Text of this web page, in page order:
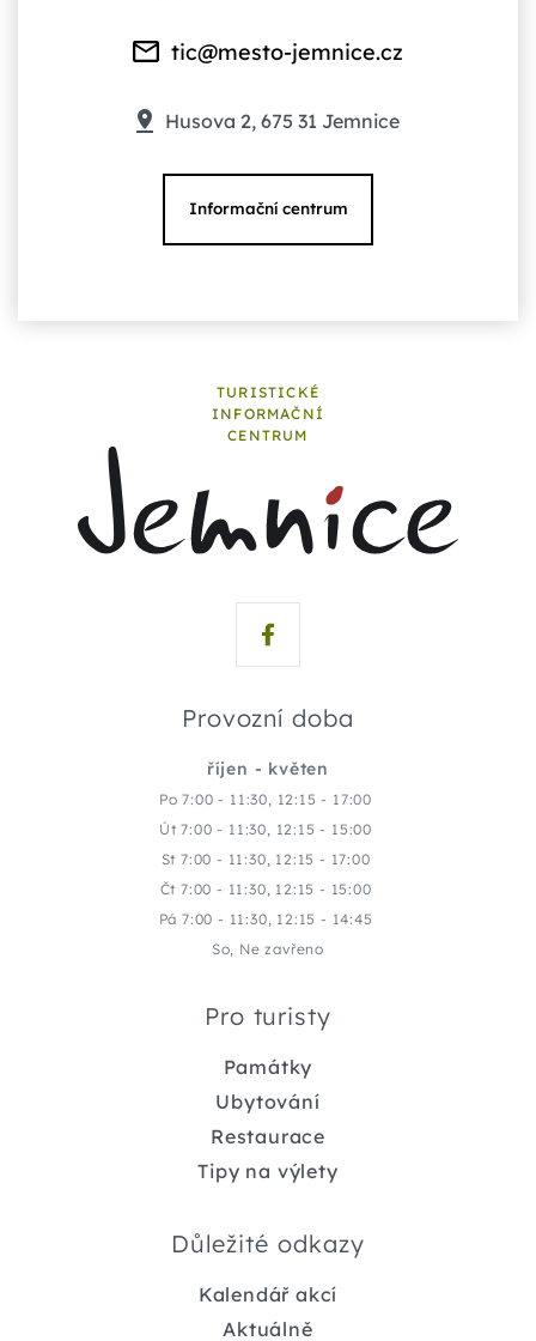
tic@mesto-jemnice.cz
Husova 2, 675 31 Jemnice
Informační centrum
TURISTICKÉ
INFORMAČNÍ
CENTRUM
Provozní doba
říjen - květen
Po 7:00 - 11:30, 12:15 - 17:00
Út 7:00 - 11:30, 12:15 - 15:00
St 7:00 - 11:30, 12:15 - 17:00
Čt 7:00 - 11:30, 12:15 - 15:00
Pá 7:00 - 11:30, 12:15 - 14:45
So, Ne zavřeno
Pro turisty
Památky
Ubytování
Restaurace
Tipy na výlety
Důležité odkazy
Kalendář akcí
Aktuálně